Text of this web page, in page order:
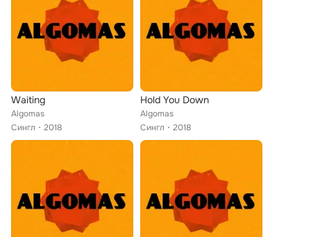
Waiting
Algomas
Сингл
2018
Hold You Down
Algomas
Сингл
2018